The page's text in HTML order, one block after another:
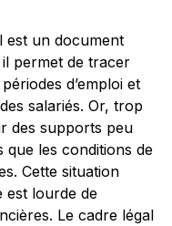
est un document
permet de tracer
d’emploi et
salariés. Or, trop
des supports peu
que les conditions de
Cette situation
est lourde de
Le cadre légal